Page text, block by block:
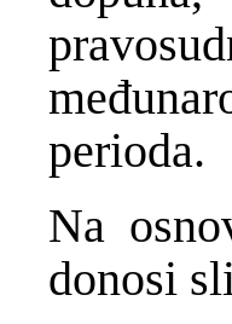
perioda.
Na
donosi